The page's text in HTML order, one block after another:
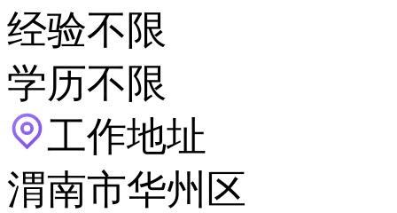
经验不限
学历不限
工作地址
渭南市华州区